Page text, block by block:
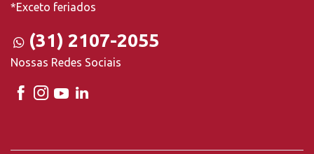
*Exceto feriados
(31) 2107-2055
Nossas Redes Sociais